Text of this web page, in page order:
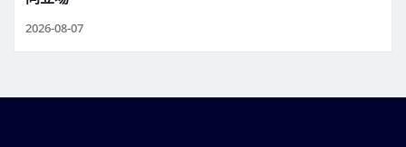
2026-08-07